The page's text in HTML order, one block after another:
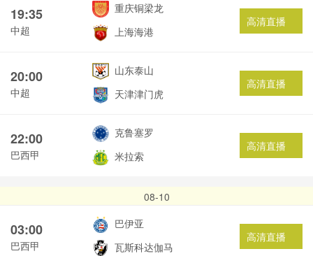
19:35
中超
重庆铜梁龙
上海海港
高清直播
20:00
中超
山东泰山
天津津门虎
高清直播
22:00
巴西甲
克鲁塞罗
米拉索
高清直播
08-10
03:00
巴西甲
巴伊亚
瓦斯科达伽马
高清直播